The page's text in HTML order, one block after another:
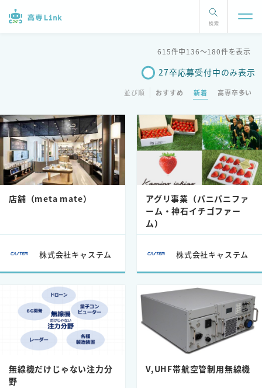
検索
27卒応募受付中のみ表示
並び順 おすすめ 新着 高専卒多い
店舗（meta mate）
株式会社キャステム
アグリ事業（パニパニファ
ーム・神石イチゴファー
ム）
株式会社キャステム
無線機だけじゃない注力分
野
V,UHF帯航空管制用無線機
615件中136〜180件を表示